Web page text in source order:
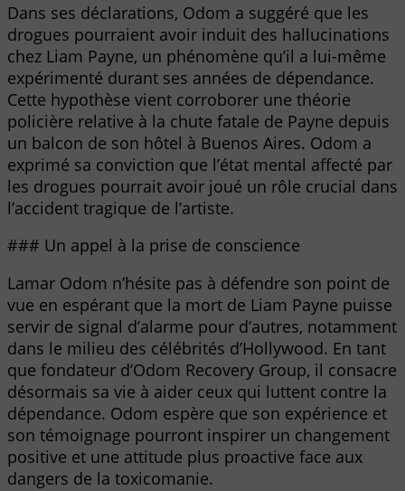
Dans ses déclarations, Odom a suggéré que les
drogues pourraient avoir induit des hallucinations
chez Liam Payne, un phénomène qu’il a lui-même
expérimenté durant ses années de dépendance.
Cette hypothèse vient corroborer une théorie
policière relative à la chute fatale de Payne depuis
un balcon de son hôtel à Buenos Aires. Odom a
exprimé sa conviction que l’état mental affecté par
les drogues pourrait avoir joué un rôle crucial dans
l’accident tragique de l’artiste.
### Un appel à la prise de conscience
Lamar Odom n’hésite pas à défendre son point de
vue en espérant que la mort de Liam Payne puisse
servir de signal d’alarme pour d’autres, notamment
dans le milieu des célébrités d’Hollywood. En tant
que fondateur d’Odom Recovery Group, il consacre
désormais sa vie à aider ceux qui luttent contre la
dépendance. Odom espère que son expérience et
son témoignage pourront inspirer un changement
positive et une attitude plus proactive face aux
dangers de la toxicomanie.